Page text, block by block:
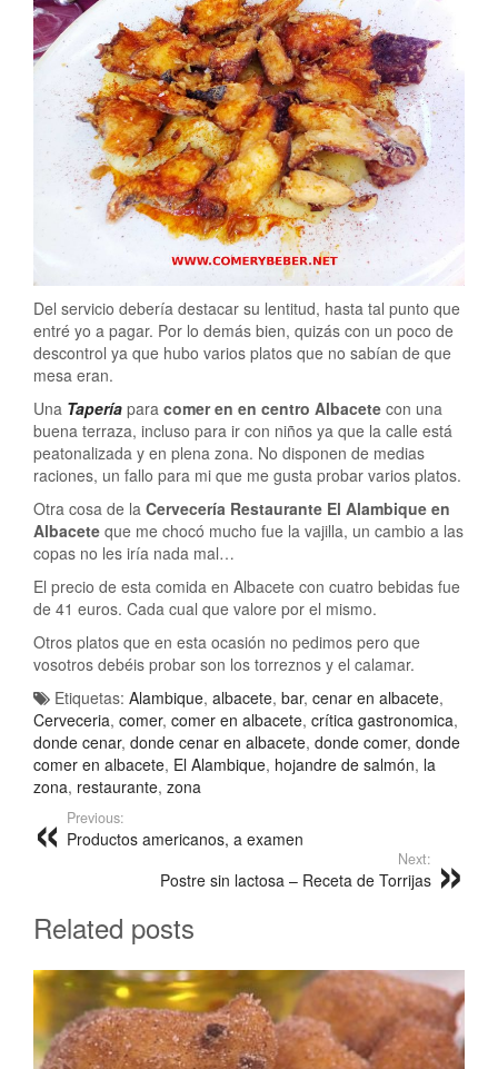
Del servicio debería destacar su lentitud, hasta tal punto que
entré yo a pagar. Por lo demás bien, quizás con un poco de
descontrol ya que hubo varios platos que no sabían de que
mesa eran.
Una Tapería para comer en en centro Albacete con una
buena terraza, incluso para ir con niños ya que la calle está
peatonalizada y en plena zona. No disponen de medias
raciones, un fallo para mi que me gusta probar varios platos.
Otra cosa de la Cervecería Restaurante El Alambique en
Albacete que me chocó mucho fue la vajilla, un cambio a las
copas no les iría nada mal…
El precio de esta comida en Albacete con cuatro bebidas fue
de 41 euros. Cada cual que valore por el mismo.
Otros platos que en esta ocasión no pedimos pero que
vosotros debéis probar son los torreznos y el calamar.
Etiquetas: Alambique, albacete, bar, cenar en albacete,
Cerveceria, comer, comer en albacete, crítica gastronomica,
donde cenar, donde cenar en albacete, donde comer, donde
comer en albacete, El Alambique, hojandre de salmón, la
zona, restaurante, zona
Previous:
Productos americanos, a examen
Next:
Postre sin lactosa – Receta de Torrijas
Related posts